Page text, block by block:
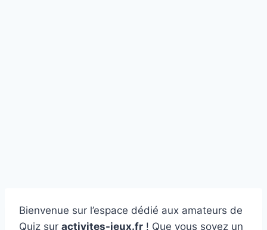
Bienvenue sur l’espace dédié aux amateurs de
Quiz sur activites-jeux.fr ! Que vous soyez un